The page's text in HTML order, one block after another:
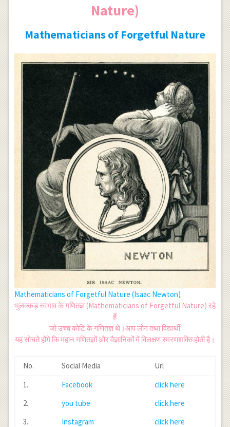
Nature)
Mathematicians of Forgetful Nature
Mathematicians of Forgetful Nature (Isaac Newton)
भुलक्कड़ स्वभाव के गणितज्ञ (Mathematicians of Forgetful Nature) रहे
हैं
जो उच्च कोटि के गणितज्ञ थे।आप लोग तथा विद्यार्थी
यह सोचते होंगे कि महान गणितज्ञों और वैज्ञानिकों में विलक्षण स्मरणशक्ति होती है।
No. Social Media
Url
1.
Facebook
click here
2.
you tube
click here
3.
Instagram
click here